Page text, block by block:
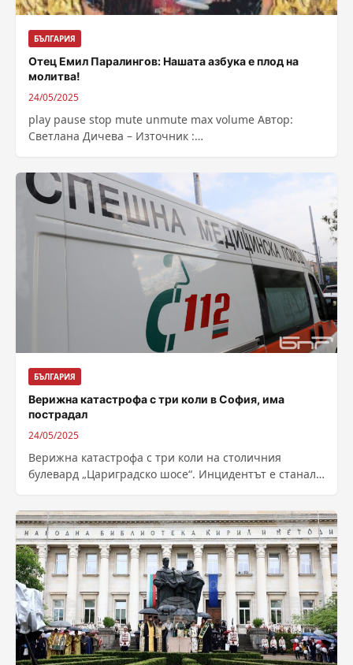
БЪЛГАРИЯ
Отец Емил Паралингов: Нашата азбука е плод на
молитва!
24/05/2025
play pause stop mute unmute max volume Автор:
Светлана Дичева – Източник :
БЪЛГАРИЯ
Верижна катастрофа с три коли в София, има
пострадал
24/05/2025
Верижна катастрофа с три коли на столичния
булевард „Цариградско шосе“. Инцидентът е станал
входа...